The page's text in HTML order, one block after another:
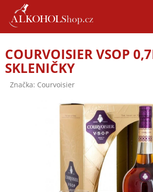
obsah
COURVOISIER VSOP
SKLENIČKY
Značka: Courvoisier